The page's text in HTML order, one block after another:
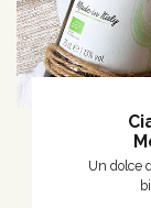
Un dolce